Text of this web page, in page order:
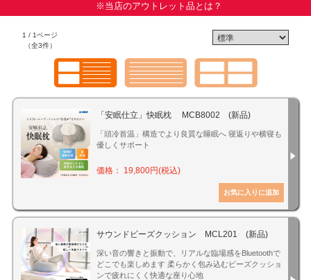
※当店のアウトレット品とは？
1 / 1ページ
（全3件）
「安眠仕立」快眠枕 MCB8002 (新品)
「頭冷首温」構造でより良質な睡眠へ 寝返りや横寝も
優しくサポート
価格： 19,800円(税込)
サウンドビーズクッション MCL201 (新品)
深い音の響きと振動で、リアルな臨場感をBluetoothで
どこでも楽しめます 柔らかく包み込むビーズクッショ
ンで疲れにくく快適な座り心地